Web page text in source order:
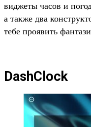
виджеты часов и
а также два
тебе проявить
DashClock